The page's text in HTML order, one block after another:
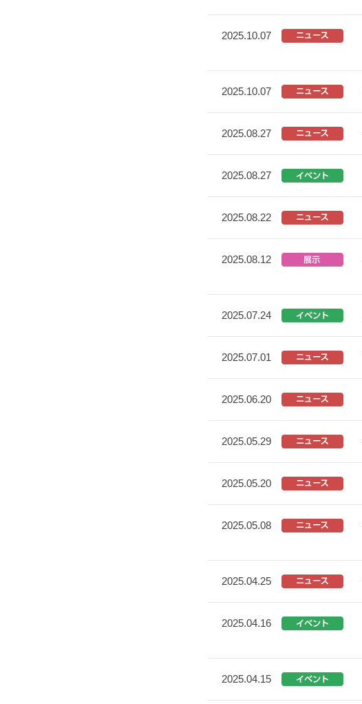
2025.10.07
2025.10.07
2025.08.27
2025.08.27
2025.08.22
2025.08.12
2025.07.24
2025.07.01
2025.06.20
2025.05.29
2025.05.20
2025.05.08
2025.04.25
2025.04.16
2025.04.15